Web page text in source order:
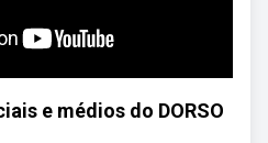
e médios do DORSO